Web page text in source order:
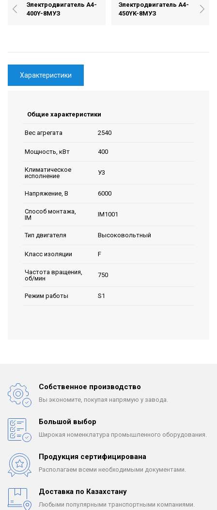
Электродвигатель А4-
400Y-8MУЗ
Электродвигатель А4-
450YK-8МУЗ
Характеристики
Общие характеристики
Вес агрегата 2540
Мощность, кВт 400
Климатическое
исполнение
У3
Напряжение, В 6000
Способ монтажа,
IM
IM1001
Тип двигателя Высоковольтный
Класс изоляции F
Частота вращения,
об/мин
750
Режим работы S1
Собственное производство
Вы экономите, покупая напрямую у завода.
Большой выбор
Широкая номенклатура промышленного оборудования.
Продукция сертифицирована
Располагаем всеми необходимыми документами.
Доставка по Казахстану
Любыми популярными транспортными компаниями.